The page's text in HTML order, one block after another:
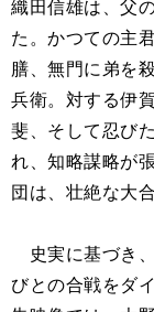
織田信雄は、父
た。かつての主
膳、無門に弟を
兵衛。対する伊
斐、そして忍び
れ、知略謀略が
団は、壮絶な大
史実に基づき
びとの合戦をダ